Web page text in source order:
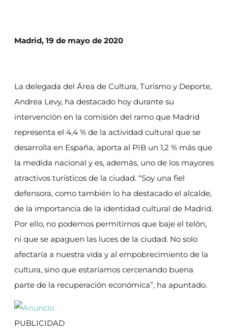
Madrid, 19 de mayo de 2020
La delegada del Área de Cultura, Turismo y Deporte,
Andrea Levy, ha destacado hoy durante su
intervención en la comisión del ramo que Madrid
representa el 4,4 % de la actividad cultural que se
desarrolla en España, aporta al PIB un 1,2 % más que
la medida nacional y es, además, uno de los mayores
atractivos turísticos de la ciudad. “Soy una fiel
defensora, como también lo ha destacado el alcalde,
de la importancia de la identidad cultural de Madrid.
Por ello, no podemos permitirnos que baje el telón,
ni que se apaguen las luces de la ciudad. No solo
afectaría a nuestra vida y al empobrecimiento de la
cultura, sino que estaríamos cercenando buena
parte de la recuperación económica”, ha apuntado.
PUBLICIDAD